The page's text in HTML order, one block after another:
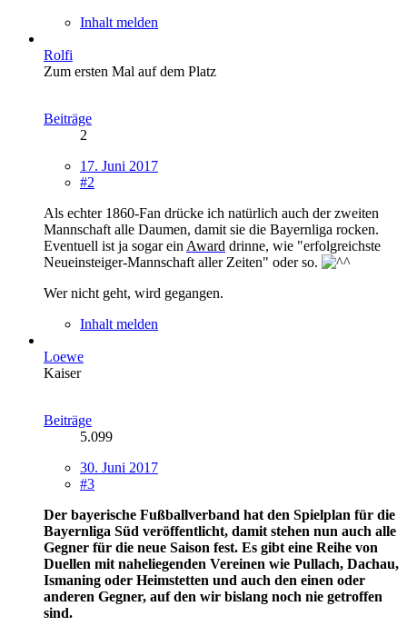
Inhalt melden
Rolfi
Zum ersten Mal auf dem Platz
Beiträge
2
17. Juni 2017
#2
Als echter 1860-Fan drücke ich natürlich auch der zweiten
Mannschaft alle Daumen, damit sie die Bayernliga rocken.
Eventuell ist ja sogar ein Award drinne, wie "erfolgreichste
Neueinsteiger-Mannschaft aller Zeiten" oder so.
Wer nicht geht, wird gegangen.
Inhalt melden
Loewe
Kaiser
Beiträge
5.099
30. Juni 2017
#3
Der bayerische Fußballverband hat den Spielplan für die
Bayernliga Süd veröffentlicht, damit stehen nun auch alle
Gegner für die neue Saison fest. Es gibt eine Reihe von
Duellen mit naheliegenden Vereinen wie Pullach, Dachau,
Ismaning oder Heimstetten und auch den einen oder
anderen Gegner, auf den wir bislang noch nie getroffen
sind.